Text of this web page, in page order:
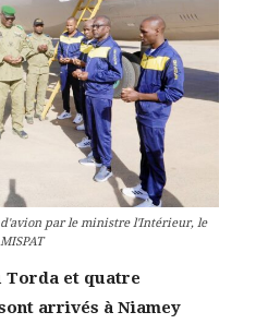
par le ministre l'Intérieur, le
Torda et quatre
arrivés à Niamey